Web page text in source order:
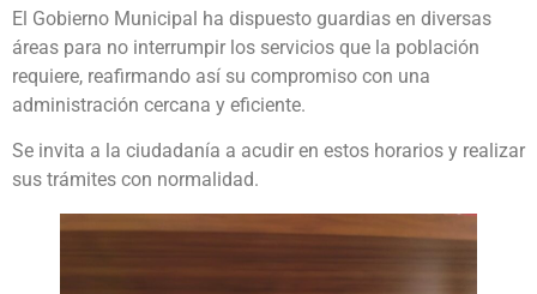
El Gobierno Municipal ha dispuesto guardias en diversas
áreas para no interrumpir los servicios que la población
requiere, reafirmando así su compromiso con una
administración cercana y eficiente.
Se invita a la ciudadanía a acudir en estos horarios y realizar
sus trámites con normalidad.